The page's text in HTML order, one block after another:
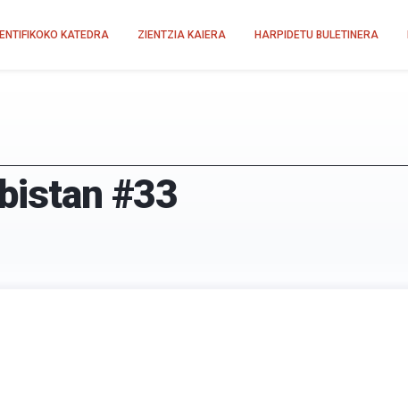
KATEDRA ZIENTZIA KAIERA HARPIDETU BULETINERA
#33